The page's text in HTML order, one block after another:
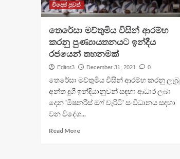
විදෙස් පුවත්
තෙරේසා මව්තුමිය විසින් ආරම්භ
කරනු පුණ්‍යායතනයට ඉන්දීය
රජයෙන් තහනමක්
Editor3 December 31, 2021 0
තෙරේසා මව්තුමිය විසින් ආරම්භ කරනු ලැබූ
අන්ත දුගී ඉන්දියානුවන් සඳහා ආධාර ලබා
දෙන 'මිෂනරීස් ඔෆ් චැරිටි' සංවිධානය සඳහා
වන විදේශ...
Read More